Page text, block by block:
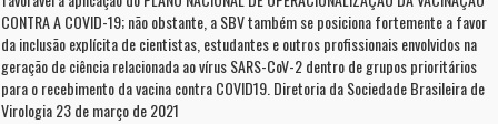
CONTRA A COVID-19; não obstante, a SBV também se posiciona fortemente a favor
da inclusão explícita de cientistas, estudantes e outros profissionais envolvidos na
geração de ciência relacionada ao vírus SARS-CoV-2 dentro de grupos prioritários
para o recebimento da vacina contra COVID19. Diretoria da Sociedade Brasileira de
Virologia 23 de março de 2021